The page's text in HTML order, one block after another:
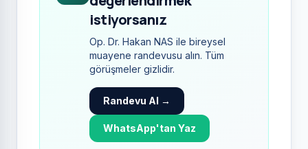
istiyorsanız
Op. Dr. Hakan NAS ile bireysel
muayene randevusu alın. Tüm
görüşmeler gizlidir.
Randevu Al →
WhatsApp'tan Yaz